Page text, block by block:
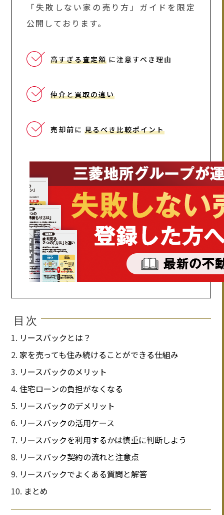
「失敗しない家の売り方」ガイドを限定
公開しております。
高すぎる査定額 に注意すべき理由
仲介と買取の違い
売却前に 見るべき比較ポイント
目次
リースバックとは？
家を売っても住み続けることができる仕組み
リースバックのメリット
住宅ローンの負担がなくなる
リースバックのデメリット
リースバックの活用ケース
リースバックを利用するかは慎重に判断しよう
リースバック契約の流れと注意点
リースバックでよくある質問と解答
まとめ